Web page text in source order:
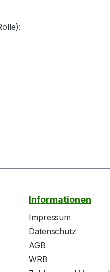
Informationen
Impressum
Datenschutz
AGB
WRB